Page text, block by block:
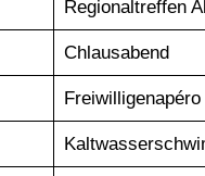
Regionaltreffen
Chlausabend